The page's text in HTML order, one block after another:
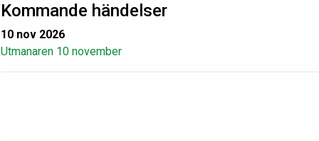
Kommande händelser
10 nov 2026
Utmanaren 10 november